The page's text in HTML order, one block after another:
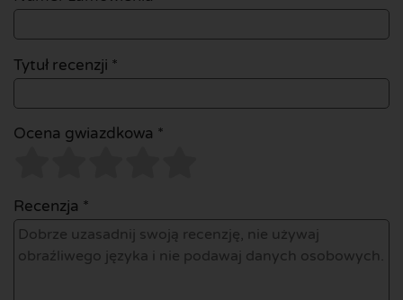
Tytuł recenzji *
Ocena gwiazdkowa *
Recenzja *